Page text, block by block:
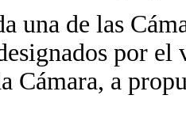
una de las
por
Cámara, a